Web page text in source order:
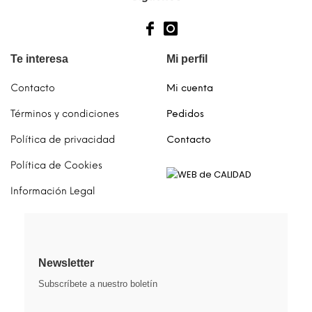
Te interesa
Contacto
Términos y condiciones
Política de privacidad
Política de Cookies
Información Legal
Mi perfil
Mi cuenta
Pedidos
Contacto
Newsletter
Subscríbete a nuestro boletín